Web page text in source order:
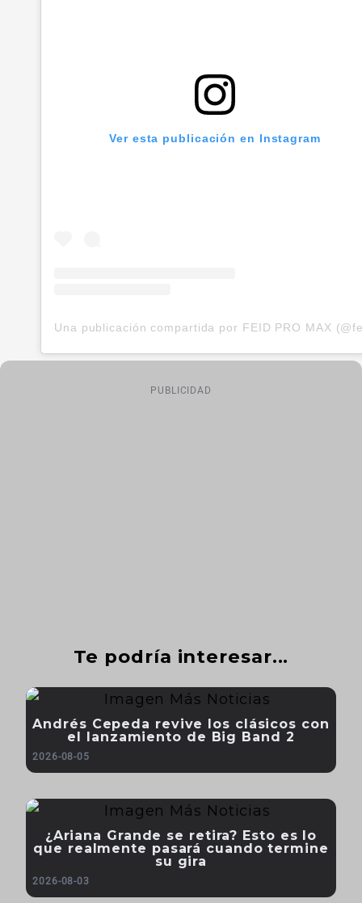
Ver esta publicación en Instagram
PUBLICIDAD
Te podría interesar...
Andrés Cepeda revive los clásicos con
el lanzamiento de Big Band 2
2026-08-05
¿Ariana Grande se retira? Esto es lo
que realmente pasará cuando termine
su gira
2026-08-03